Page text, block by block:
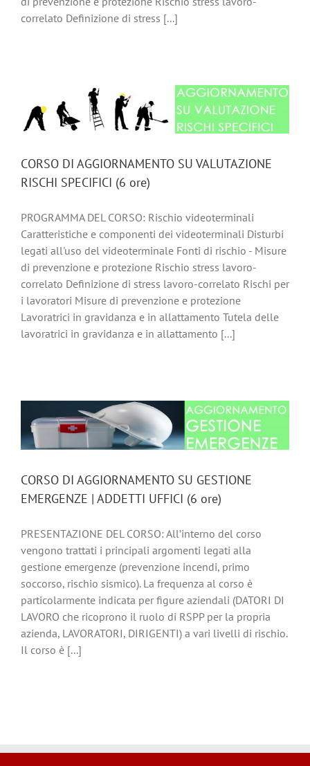
correlato Definizione di stress [...]
CORSO DI AGGIORNAMENTO SU VALUTAZIONE
RISCHI SPECIFICI (6 ore)
PROGRAMMA DEL CORSO: Rischio videoterminali
Caratteristiche e componenti dei videoterminali Disturbi
legati all'uso del videoterminale Fonti di rischio - Misure
di prevenzione e protezione Rischio stress lavoro-
correlato Definizione di stress lavoro-correlato Rischi per
i lavoratori Misure di prevenzione e protezione
Lavoratrici in gravidanza e in allattamento Tutela delle
lavoratrici in gravidanza e in allattamento [...]
CORSO DI AGGIORNAMENTO SU GESTIONE
EMERGENZE | ADDETTI UFFICI (6 ore)
PRESENTAZIONE DEL CORSO: All’interno del corso
vengono trattati i principali argomenti legati alla
gestione emergenze (prevenzione incendi, primo
soccorso, rischio sismico). La frequenza al corso è
particolarmente indicata per figure aziendali (DATORI DI
LAVORO che ricoprono il ruolo di RSPP per la propria
azienda, LAVORATORI, DIRIGENTI) a vari livelli di rischio.
Il corso è [...]